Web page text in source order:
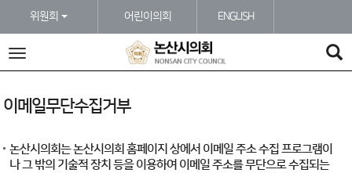
위원회
어린이의회 ENGLISH
전
이메일무단수집거부
논산시의회는 논산시의회 홈페이지 상에서 이메일 주소 수집 프로그램이
나 그 밖의 기술적 장치 등을 이용하여 이메일 주소를 무단으로 수집되는